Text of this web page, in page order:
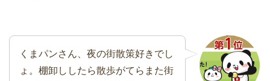
くまパンさん、夜の街散策好きでし
ょ。棚卸ししたら散歩がてらまた街